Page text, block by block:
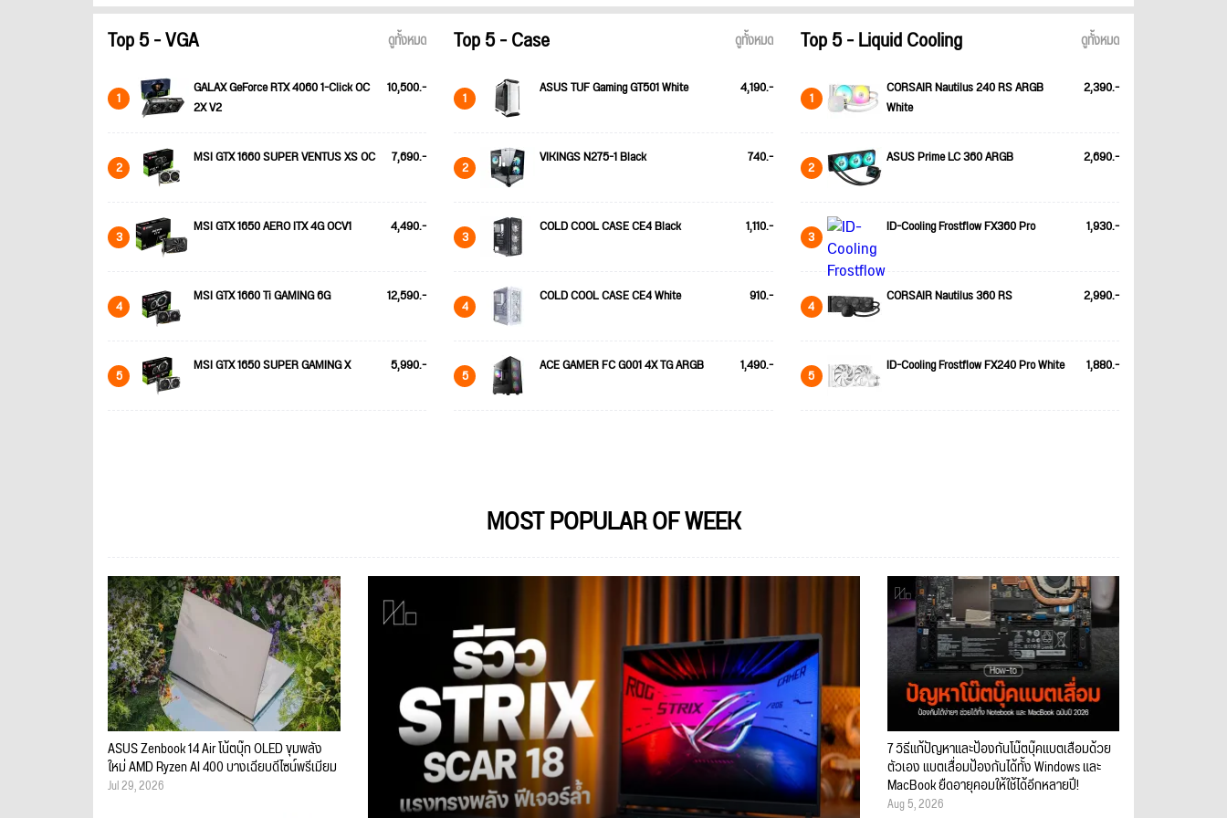
Top 5 - VGA ดูทั้งหมด
1
GALAX GeForce RTX 4060 1-Click OC
2X V2
10,500.-
2 MSI GTX 1660 SUPER VENTUS XS OC 7,690.-
3 MSI GTX 1650 AERO ITX 4G OCV1 4,490.-
4 MSI GTX 1660 Ti GAMING 6G 12,590.-
5 MSI GTX 1650 SUPER GAMING X 5,990.-
Top 5 - Case ดูทั้งหมด
1 ASUS TUF Gaming GT501 White 4,190.-
2 VIKINGS N275-1 Black 740.-
3 COLD COOL CASE CE4 Black 1,110.-
4 COLD COOL CASE CE4 White 910.-
5 ACE GAMER FC G001 4X TG ARGB 1,490.-
Top 5 - Liquid Cooling ดูทั้งหมด
1
CORSAIR Nautilus 240 RS ARGB
White
2,390.-
2 ASUS Prime LC 360 ARGB 2,690.-
3 ID-Cooling Frostflow FX360 Pro 1,930.-
4 CORSAIR Nautilus 360 RS 2,990.-
5 ID-Cooling Frostflow FX240 Pro White 1,880.-
MOST POPULAR OF WEEK
ASUS Zenbook 14 Air โน้ตบุ๊ก OLED ขุมพลัง
ใหม่ AMD Ryzen AI 400 บางเฉียบดีไซน์พรีเมียม
Jul 29, 2026
7 วิธีแก้ปัญหาและป้องกันโน๊ตบุ๊คแบตเสื่อมด้วย
ตัวเอง แบตเสื่อมป้องกันได้ทั้ง Windows และ
MacBook ยืดอายุคอมให้ใช้ได้อีกหลายปี!
Aug 5, 2026